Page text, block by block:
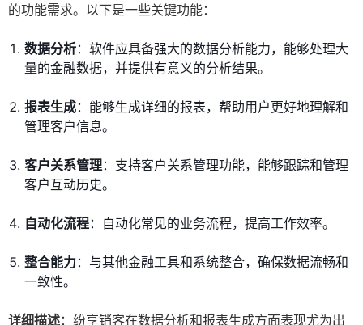
的功能需求。以下是一些关键功能：
数据分析：软件应具备强大的数据分析能力，能够处理大
量的金融数据，并提供有意义的分析结果。
报表生成：能够生成详细的报表，帮助用户更好地理解和
管理客户信息。
客户关系管理：支持客户关系管理功能，能够跟踪和管理
客户互动历史。
自动化流程：自动化常见的业务流程，提高工作效率。
整合能力：与其他金融工具和系统整合，确保数据流畅和
一致性。
详细描述：纷享销客在数据分析和报表生成方面表现尤为出